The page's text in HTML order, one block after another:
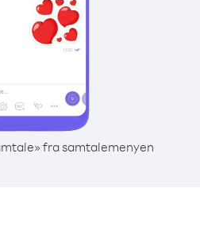
fra samtalemenyen